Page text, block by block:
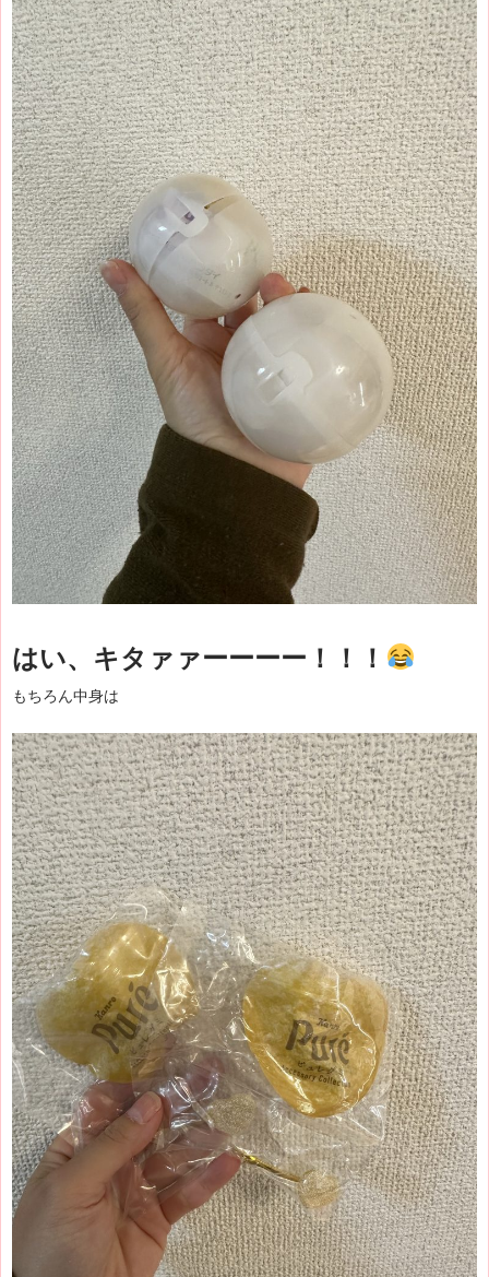
はい、キタァァーーーー！！！
もちろん中身は